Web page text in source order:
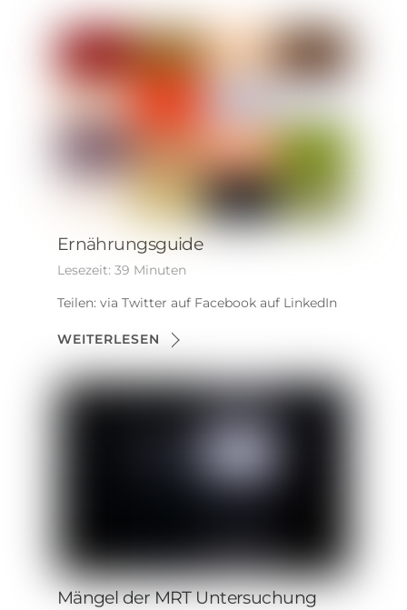
Ernährungsguide
Lesezeit: 39 Minuten
Teilen: via Twitter auf Facebook auf LinkedIn
WEITERLESEN
Mängel der MRT Untersuchung